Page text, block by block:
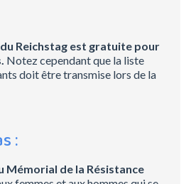
du Reichstag est gratuite pour
Notez cependant que la liste
doit être transmise lors de la
:
Mémorial de la Résistance